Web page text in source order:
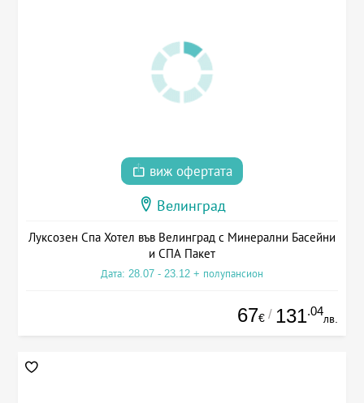
виж офертата
Велинград
Луксозен Спа Хотел във Велинград с Минерални Басейни
и СПА Пакет
Дата: 28.07 - 23.12 + полупансион
67€ / 131.04
лв.